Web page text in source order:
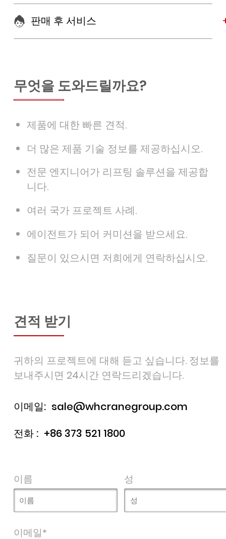
판매 후 서비스
무엇을 도와드릴까요?
제품에 대한 빠른 견적.
더 많은 제품 기술 정보를 제공하십시오.
전문 엔지니어가 리프팅 솔루션을 제공합
니다.
여러 국가 프로젝트 사례.
에이전트가 되어 커미션을 받으세요.
질문이 있으시면 저희에게 연락하십시오.
견적 받기
귀하의 프로젝트에 대해 듣고 싶습니다. 정보를
보내주시면 24시간 연락드리겠습니다.
이메일: sale@whcranegroup.com
전화 : +86 373 521 1800
이름 성
이메일*